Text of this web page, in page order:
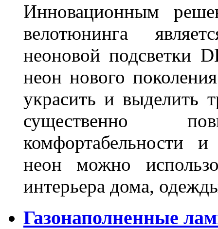
Инновационным
велотюнинга
неоновой подсветки
неон нового
украсить и выделить
существенно
комфортабельности
неон можно
интерьера дома,
Газонаполненные